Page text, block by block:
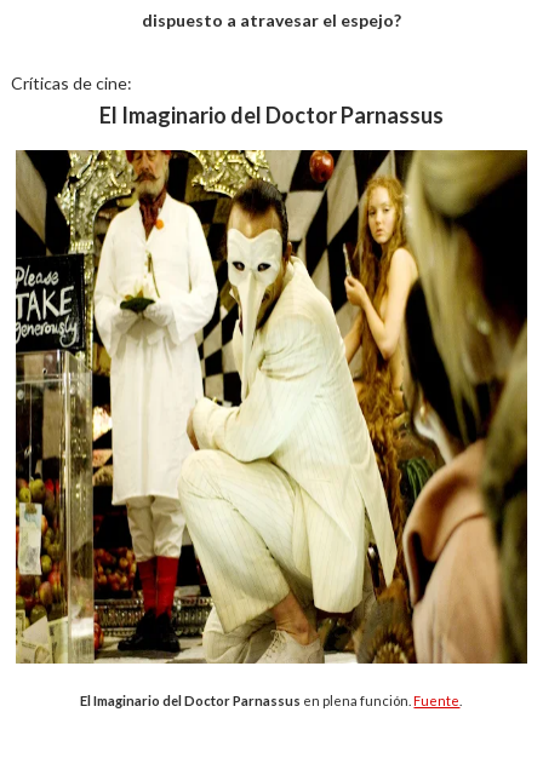
dispuesto a atravesar el espejo?
Críticas de cine:
El Imaginario del Doctor Parnassus
El Imaginario del Doctor Parnassus en plena función.Fuente